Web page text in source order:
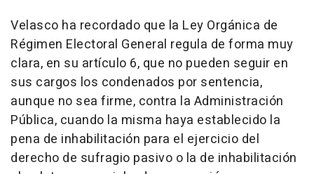
Velasco ha recordado que la Ley Orgánica de
Régimen Electoral General regula de forma muy
clara, en su artículo 6, que no pueden seguir en
sus cargos los condenados por sentencia,
aunque no sea firme, contra la Administración
Pública, cuando la misma haya establecido la
pena de inhabilitación para el ejercicio del
derecho de sufragio pasivo o la de inhabilitación